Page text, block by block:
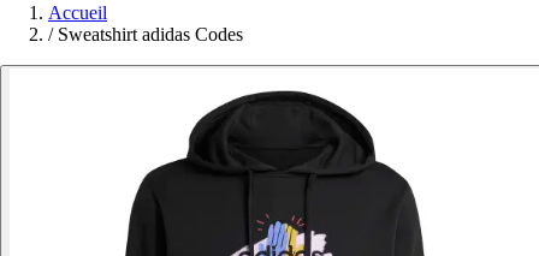
Accueil
/ Sweatshirt adidas Codes